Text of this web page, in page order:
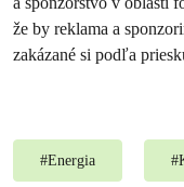
že by reklama a
zakázané si podľa
#Energia #